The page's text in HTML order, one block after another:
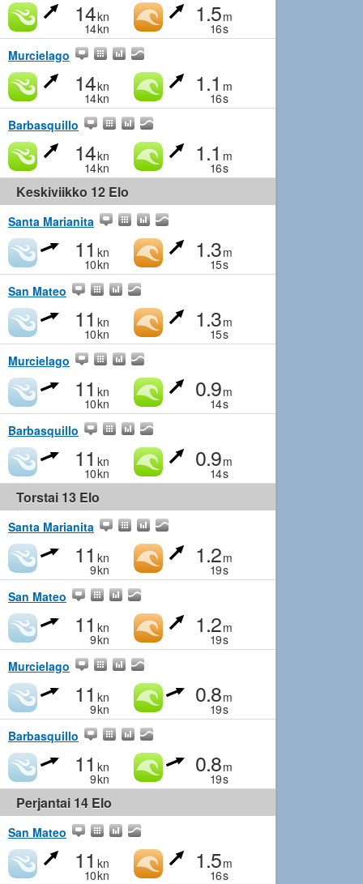
14kn
14kn
1.5m
16s
Murcielago
14kn
14kn
1.1 m
16s
Barbasquillo
14kn
14kn
1.1 m
16s
Keskiviikko 12 Elo
Santa Marianita
11 kn
10kn
1.3m
15s
San Mateo
11 kn
10kn
1.3m
15s
Murcielago
11 kn
10kn
0.9m
14s
Barbasquillo
11 kn
10kn
0.9m
14s
Torstai 13 Elo
Santa Marianita
11 kn
9kn
1.2m
19s
San Mateo
11 kn
9kn
1.2m
19s
Murcielago
11 kn
9kn
0.8m
19s
Barbasquillo
11 kn
9kn
0.8m
19s
Perjantai 14 Elo
San Mateo
11 kn
10kn
1.5m
16s